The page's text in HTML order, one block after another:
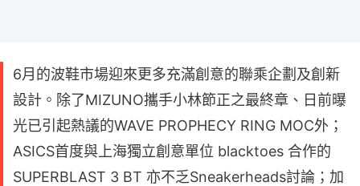
6月的波鞋市場迎來更多充滿創意的聯乘企劃及創新
設計。除了MIZUNO攜手小林節正之最終章、日前曝
光已引起熱議的WAVE PROPHECY RING MOC外；
ASICS首度與上海獨立創意單位 blacktoes 合作的
SUPERBLAST 3 BT 亦不乏Sneakerheads討論；加